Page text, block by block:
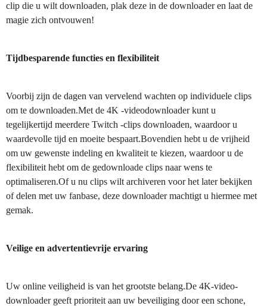
clip die u wilt downloaden, plak deze in de downloader en laat de
magie zich ontvouwen!
Tijdbesparende functies en flexibiliteit
Voorbij zijn de dagen van vervelend wachten op individuele clips
om te downloaden.Met de 4K -videodownloader kunt u
tegelijkertijd meerdere Twitch -clips downloaden, waardoor u
waardevolle tijd en moeite bespaart.Bovendien hebt u de vrijheid
om uw gewenste indeling en kwaliteit te kiezen, waardoor u de
flexibiliteit hebt om de gedownloade clips naar wens te
optimaliseren.Of u nu clips wilt archiveren voor het later bekijken
of delen met uw fanbase, deze downloader machtigt u hiermee met
gemak.
Veilige en advertentievrije ervaring
Uw online veiligheid is van het grootste belang.De 4K-video-
downloader geeft prioriteit aan uw beveiliging door een schone,